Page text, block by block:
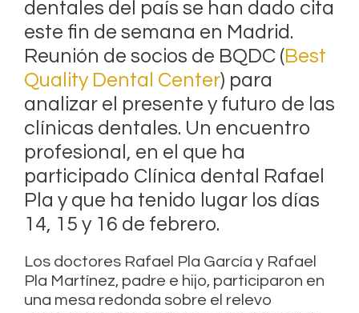
dentales del país se han dado cita
este fin de semana en Madrid.
Reunión de socios de BQDC (Best
Quality Dental Center) para
analizar el presente y futuro de las
clínicas dentales. Un encuentro
profesional, en el que ha
participado Clínica dental Rafael
Pla y que ha tenido lugar los días
14, 15 y 16 de febrero.
Los doctores Rafael Pla García y Rafael
Pla Martínez, padre e hijo, participaron en
una mesa redonda sobre el relevo